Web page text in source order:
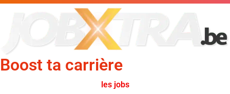
Boost ta carrière
les jobs